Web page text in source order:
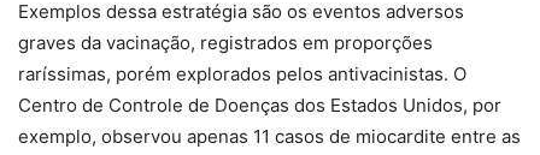
Exemplos dessa estratégia são os eventos adversos
graves da vacinação, registrados em proporções
raríssimas, porém explorados pelos antivacinistas. O
Centro de Controle de Doenças dos Estados Unidos, por
exemplo, observou apenas 11 casos de miocardite entre as